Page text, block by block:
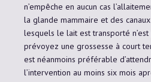
n’empêche en aucun cas
la glande mammaire et des
lesquels le lait est transporté
prévoyez une grossesse à court
est néanmoins préférable
l’intervention au moins six mois